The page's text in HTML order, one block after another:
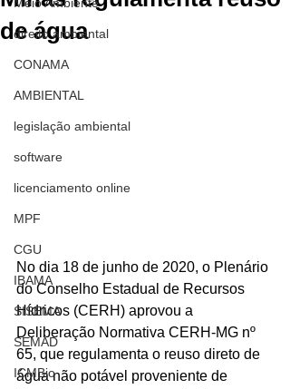
direito ambiental
CONAMA
AMBIENTAL
legislação ambiental
software
licenciamento online
MPF
CGU
IBAMA
SISEMA
SEMAD
ICMBio
de água
No dia 18 de junho de 2020, o Plenário
do Conselho Estadual de Recursos
Hídricos (CERH) aprovou a
Deliberação Normativa CERH-MG nº
65, que regulamenta o reuso direto de
água não potável proveniente de